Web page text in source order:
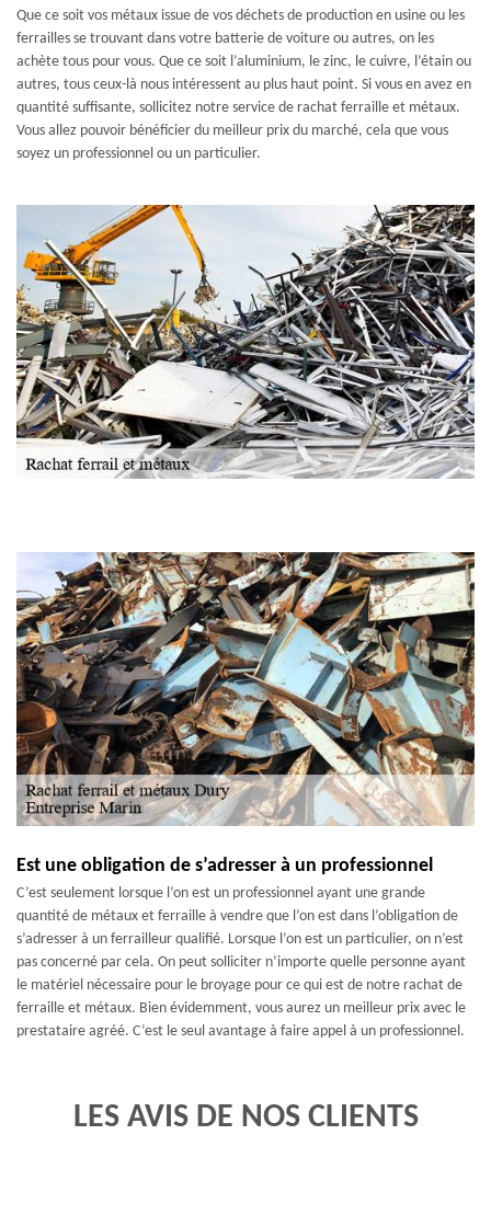
Que ce soit vos métaux issue de vos déchets de production en usine ou les
ferrailles se trouvant dans votre batterie de voiture ou autres, on les
achète tous pour vous. Que ce soit l’aluminium, le zinc, le cuivre, l’étain ou
autres, tous ceux-là nous intéressent au plus haut point. Si vous en avez en
quantité suffisante, sollicitez notre service de rachat ferraille et métaux.
Vous allez pouvoir bénéficier du meilleur prix du marché, cela que vous
soyez un professionnel ou un particulier.
Est une obligation de s’adresser à un professionnel
C’est seulement lorsque l’on est un professionnel ayant une grande
quantité de métaux et ferraille à vendre que l’on est dans l’obligation de
s’adresser à un ferrailleur qualifié. Lorsque l’on est un particulier, on n’est
pas concerné par cela. On peut solliciter n’importe quelle personne ayant
le matériel nécessaire pour le broyage pour ce qui est de notre rachat de
ferraille et métaux. Bien évidemment, vous aurez un meilleur prix avec le
prestataire agréé. C’est le seul avantage à faire appel à un professionnel.
LES AVIS DE NOS CLIENTS